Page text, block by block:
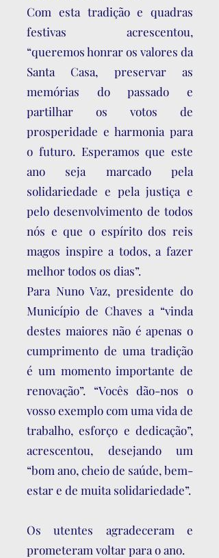
Com esta tradição e quadras
festivas acrescentou,
“queremos honrar os valores da
Santa Casa, preservar as
memórias do passado e
partilhar os votos de
prosperidade e harmonia para
o futuro. Esperamos que este
ano seja marcado pela
solidariedade e pela justiça e
pelo desenvolvimento de todos
nós e que o espírito dos reis
magos inspire a todos, a fazer
melhor todos os dias”.
Para Nuno Vaz, presidente do
Município de Chaves a “vinda
destes maiores não é apenas o
cumprimento de uma tradição
é um momento importante de
renovação”. “Vocês dão-nos o
vosso exemplo com uma vida de
trabalho, esforço e dedicação”,
acrescentou, desejando um
“bom ano, cheio de saúde, bem-
estar e de muita solidariedade”.
Os utentes agradeceram e
prometeram voltar para o ano.